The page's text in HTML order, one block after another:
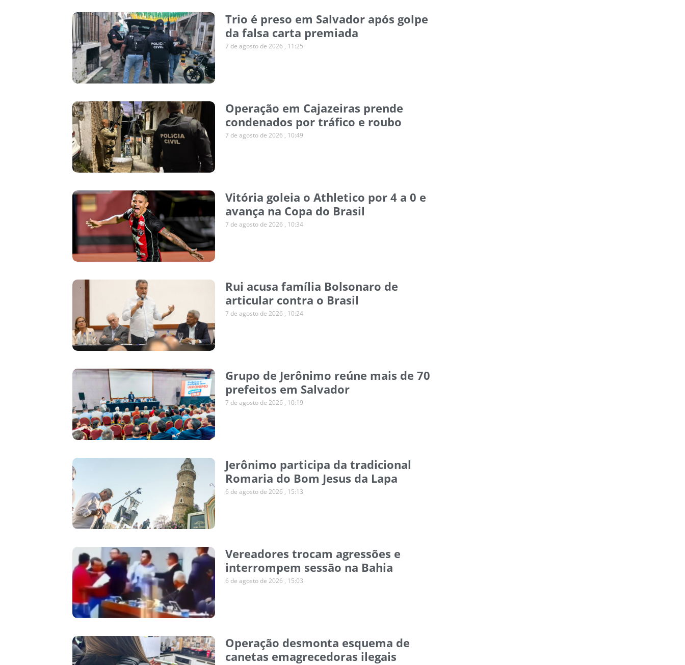
Trio é preso em Salvador após golpe
da falsa carta premiada
7 de agosto de 2026 11:25
Operação em Cajazeiras prende
condenados por tráfico e roubo
7 de agosto de 2026 10:49
Vitória goleia o Athletico por 4 a 0 e
avança na Copa do Brasil
7 de agosto de 2026 10:34
Rui acusa família Bolsonaro de
articular contra o Brasil
7 de agosto de 2026 10:24
Grupo de Jerônimo reúne mais de 70
prefeitos em Salvador
7 de agosto de 2026 10:19
Jerônimo participa da tradicional
Romaria do Bom Jesus da Lapa
6 de agosto de 2026 15:13
Vereadores trocam agressões e
interrompem sessão na Bahia
6 de agosto de 2026 15:03
Operação desmonta esquema de
canetas emagrecedoras ilegais